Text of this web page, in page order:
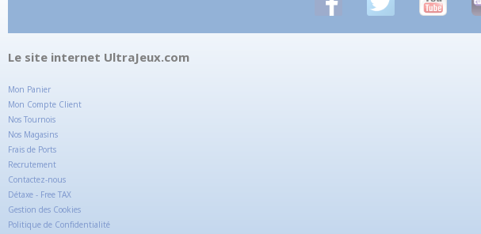
Le site internet UltraJeux.com
Mon Panier
Mon Compte Client
Nos Tournois
Nos Magasins
Frais de Ports
Recrutement
Contactez-nous
Détaxe - Free TAX
Gestion des Cookies
Politique de Confidentialité